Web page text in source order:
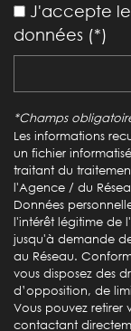
École
École
Bibliothèque
Gare
Bureau de
statistiques
Nombre
Propriétaires
J'accepte
données (*)
*Champs
Les informations
un fichier
traitant du
l'Agence / du
Données
l'intérêt légitime de
jusqu'à demande
au Réseau.
vous disposez des
d’opposition, de
Vous pouvez retirer
contactant